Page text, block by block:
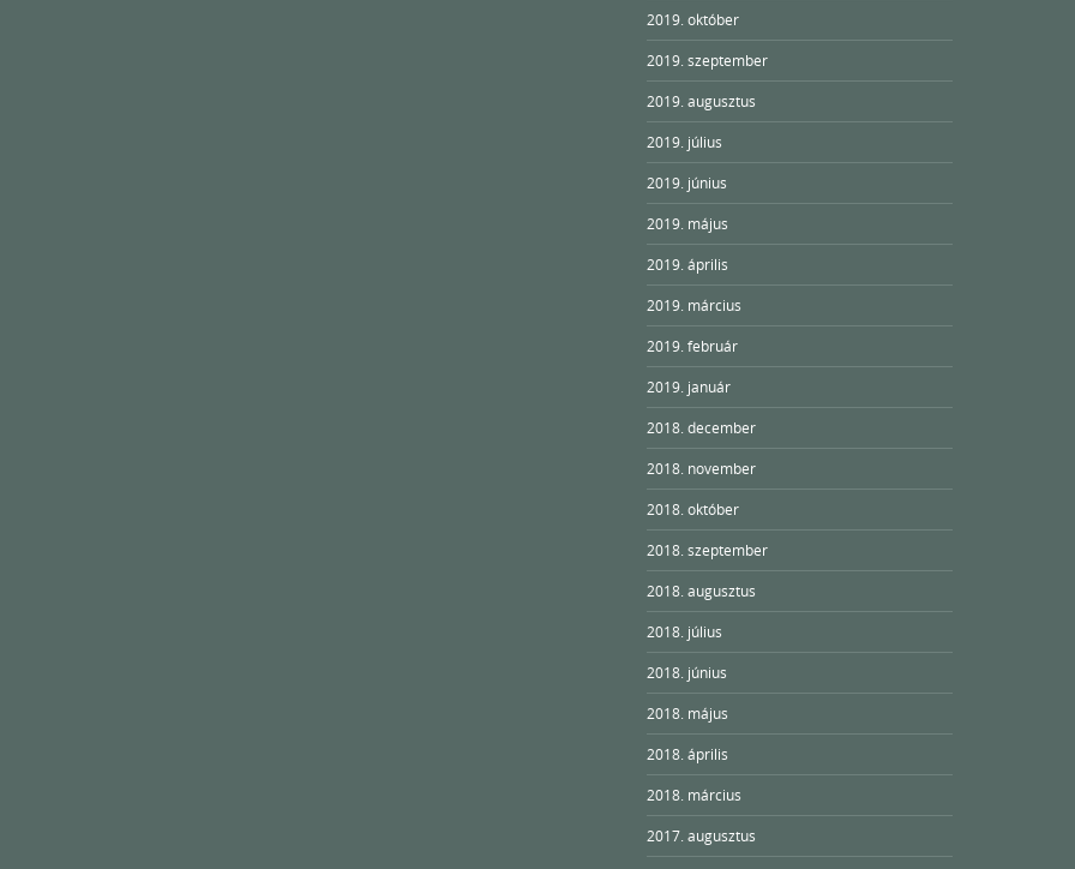
2019. október
2019. szeptember
2019. augusztus
2019. július
2019. június
2019. május
2019. április
2019. március
2019. február
2019. január
2018. december
2018. november
2018. október
2018. szeptember
2018. augusztus
2018. július
2018. június
2018. május
2018. április
2018. március
2017. augusztus